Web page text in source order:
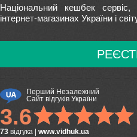
Національний кешбек
інтернет-магазинах України і
Перший Незалежний
Сайт відгуків України
3.6
73 відгука www.vidhuk.ua